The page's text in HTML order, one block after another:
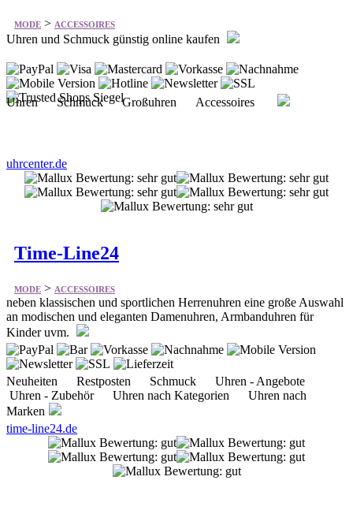
MODE > ACCESSOIRES
Uhren und Schmuck günstig online kaufen
Uhren Schmuck Großuhren Accessoires
uhrcenter.de
Time-Line24
MODE > ACCESSOIRES
neben klassischen und sportlichen Herrenuhren eine große Auswahl
an modischen und eleganten Damenuhren, Armbanduhren für
Kinder uvm.
Neuheiten Restposten Schmuck Uhren - Angebote
Uhren - Zubehör Uhren nach Kategorien Uhren nach
Marken
time-line24.de